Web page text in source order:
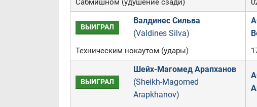
Сабмишном (удушение сзади)
ВЫИГРАЛ
Валдинес Сильва
(Valdines Silva)
Техническим нокаутом (удары)
ВЫИГРАЛ
Шейх-Магомед Арапханов
(Sheikh-Magomed
Arapkhanov)